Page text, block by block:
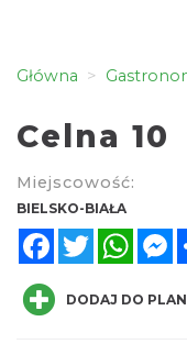
Główna
Celna 10
Miejscowość:
BIELSKO-BIAŁA
FacebookTwitter
DODAJ DO